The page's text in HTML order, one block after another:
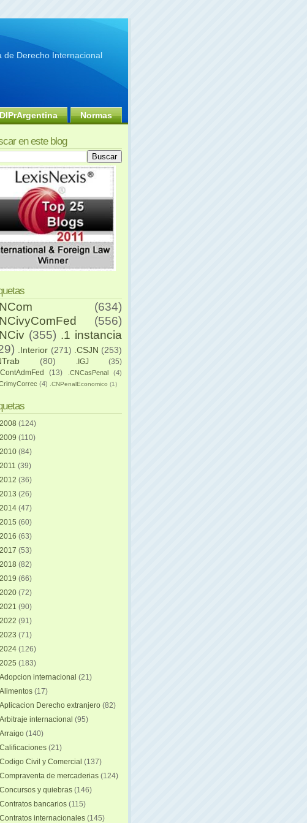
de Derecho Internacional
DIPrArgentina Normas
en este blog
(634)
(556)
(355) .1 instancia
.Interior (271) .CSJN (253)
(80) .IGJ
(35)
(13) .CNCasPenal
(4)
(4) .CNPenalEconomico (1)
2008 (124)
2009 (110)
2010 (84)
2011 (39)
2012 (36)
2013 (26)
2014 (47)
2015 (60)
2016 (63)
2017 (53)
2018 (82)
2019 (66)
2020 (72)
2021 (90)
2022 (91)
2023 (71)
2024 (126)
2025 (183)
Adopcion internacional (21)
Alimentos (17)
Aplicacion Derecho extranjero (82)
Arbitraje internacional (95)
Arraigo (140)
Calificaciones (21)
Codigo Civil y Comercial (137)
Compraventa de mercaderias (124)
Concursos y quiebras (146)
Contratos bancarios (115)
Contratos internacionales (145)